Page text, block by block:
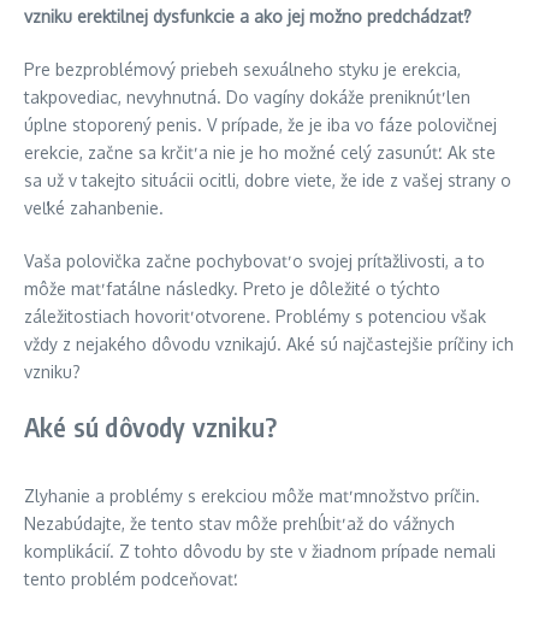
vzniku erektilnej dysfunkcie a ako jej možno predchádzať?
Pre bezproblémový priebeh sexuálneho styku je erekcia,
takpovediac, nevyhnutná. Do vagíny dokáže preniknúť len
úplne stoporený penis. V prípade, že je iba vo fáze polovičnej
erekcie, začne sa krčiť a nie je ho možné celý zasunúť. Ak ste
sa už v takejto situácii ocitli, dobre viete, že ide z vašej strany o
veľké zahanbenie.
Vaša polovička začne pochybovať o svojej príťažlivosti, a to
môže mať fatálne následky. Preto je dôležité o týchto
záležitostiach hovoriť otvorene. Problémy s potenciou však
vždy z nejakého dôvodu vznikajú. Aké sú najčastejšie príčiny ich
vzniku?
Aké sú dôvody vzniku?
Zlyhanie a problémy s erekciou môže mať množstvo príčin.
Nezabúdajte, že tento stav môže prehĺbiť až do vážnych
komplikácií. Z tohto dôvodu by ste v žiadnom prípade nemali
tento problém podceňovať.